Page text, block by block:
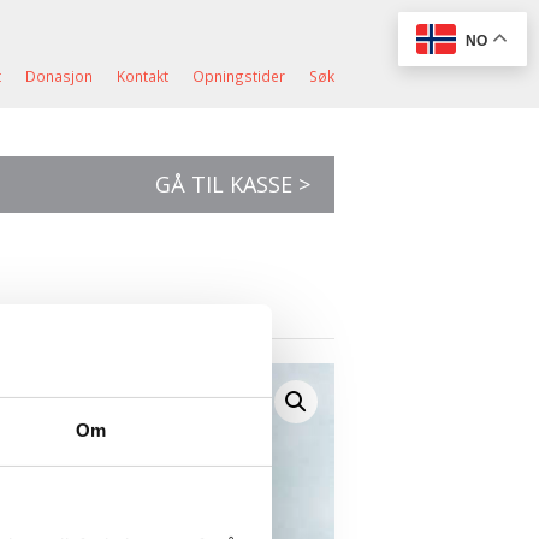
Om
Donasjon Kontakt Opningstider Søk
NO
GÅ TIL KASSE >